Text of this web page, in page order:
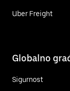
Uber Freight
Globalno
Sigurnost